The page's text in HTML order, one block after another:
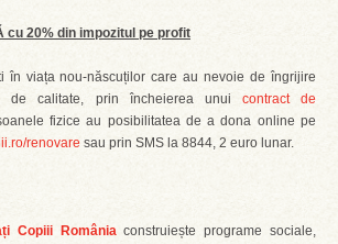
cu 20% din impozitul pe profit
în viața nou-născuților care au nevoie de îngrijire
de calitate, prin încheierea unui contract de
fizice au posibilitatea de a dona online pe
renovare sau prin SMS la 8844, 2 euro lunar.
Copiii Româniaconstruiește programe sociale,